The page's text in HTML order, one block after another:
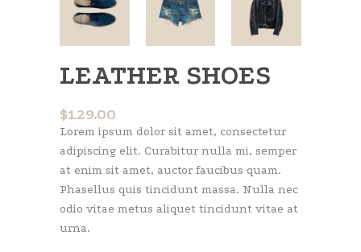
LEATHER SHOES
$129.00
Lorem ipsum dolor sit amet, consectetur
adipiscing elit. Curabitur nulla mi, semper
at enim sit amet, auctor faucibus quam.
Phasellus quis tincidunt massa. Nulla nec
odio vitae metus aliquet tincidunt vitae at
urna.